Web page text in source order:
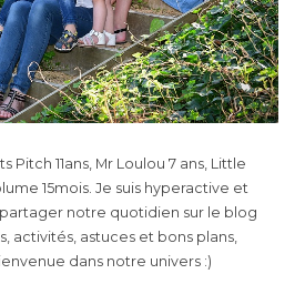
Pitch 11ans, Mr Loulou 7 ans, Little
15mois. Je suis hyperactive et
notre quotidien sur le blog
activités, astuces et bons plans,
dans notre univers :)